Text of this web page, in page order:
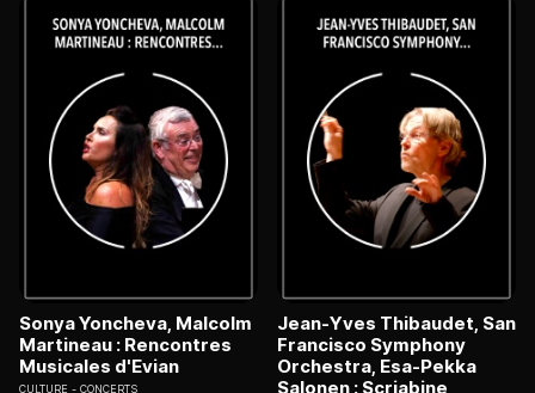
Sonya Yoncheva, Malcolm
Martineau : Rencontres
Musicales d'Evian
CULTURE CONCERTS
Jean-Yves Thibaudet, San
Francisco Symphony
Orchestra, Esa-Pekka
Salonen : Scriabine,